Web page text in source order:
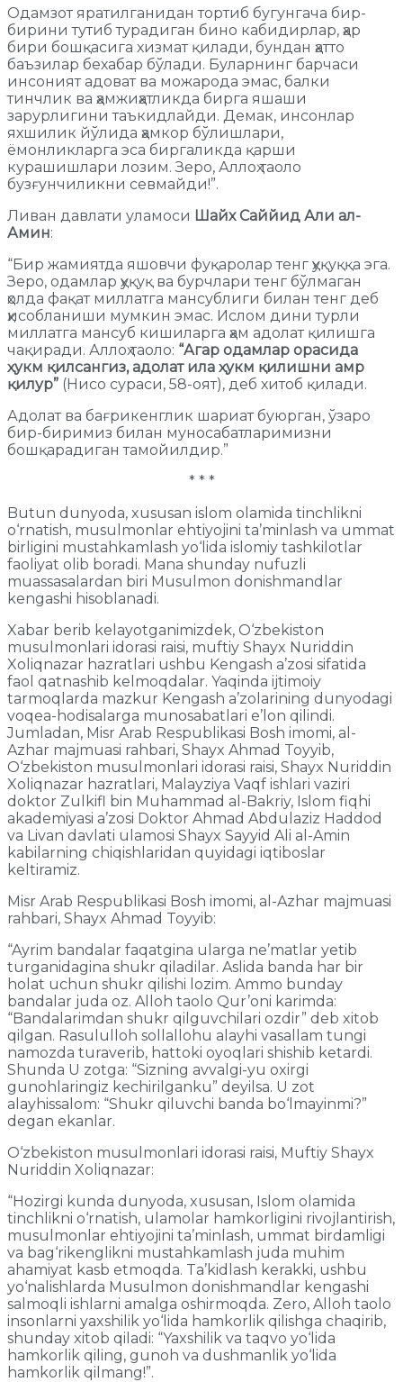
Одамзот яратилганидан тортиб бугунгача бир-
бирини тутиб турадиган бино кабидирлар, ҳар
бири бошқасига хизмат қилади, бундан ҳатто
баъзилар бехабар бўлади. Буларнинг барчаси
инсоният адоват ва можарода эмас, балки
тинчлик ва ҳамжиҳатликда бирга яшаши
зарурлигини таъкидлайди. Демак, инсонлар
яхшилик йўлида ҳамкор бўлишлари,
ёмонликларга эса биргаликда қарши
курашишлари лозим. Зеро, Аллоҳ таоло
бузғунчиликни севмайди!”.
Ливан давлати уламоси Шайх Саййид Али ал-
Амин:
“Бир жамиятда яшовчи фуқаролар тенг ҳуқуққа эга.
Зеро, одамлар ҳуқуқ ва бурчлари тенг бўлмаган
ҳолда фақат миллатга мансублиги билан тенг деб
ҳисобланиши мумкин эмас. Ислом дини турли
миллатга мансуб кишиларга ҳам адолат қилишга
чақиради. Аллоҳ таоло: “Агар одамлар орасида
ҳукм қилсангиз, адолат ила ҳукм қилишни амр
қилур” (Нисо сураси, 58-оят), деб хитоб қилади.
Адолат ва бағрикенглик шариат буюрган, ўзаро
бир-биримиз билан муносабатларимизни
бошқарадиган тамойилдир.”
* * *
Butun dunyoda, xususan islom olamida tinchlikni
o‘rnatish, musulmonlar ehtiyojini ta’minlash va ummat
birligini mustahkamlash yo‘lida islomiy tashkilotlar
faoliyat olib boradi. Mana shunday nufuzli
muassasalardan biri Musulmon donishmandlar
kengashi hisoblanadi.
Xabar berib kelayotganimizdek, O‘zbekiston
musulmonlari idorasi raisi, muftiy Shayx Nuriddin
Xoliqnazar hazratlari ushbu Kengash a’zosi sifatida
faol qatnashib kelmoqdalar. Yaqinda ijtimoiy
tarmoqlarda mazkur Kengash a’zolarining dunyodagi
voqea-hodisalarga munosabatlari e’lon qilindi.
Jumladan, Misr Arab Respublikasi Bosh imomi, al-
Azhar majmuasi rahbari, Shayx Ahmad Toyyib,
O‘zbekiston musulmonlari idorasi raisi, Shayx Nuriddin
Xoliqnazar hazratlari, Malayziya Vaqf ishlari vaziri
doktor Zulkifl bin Muhammad al-Bakriy, Islom fiqhi
akademiyasi a’zosi Doktor Ahmad Abdulaziz Haddod
va Livan davlati ulamosi Shayx Sayyid Ali al-Amin
kabilarning chiqishlaridan quyidagi iqtiboslar
keltiramiz.
Misr Arab Respublikasi Bosh imomi, al-Azhar majmuasi
rahbari, Shayx Ahmad Toyyib:
“Ayrim bandalar faqatgina ularga ne’matlar yetib
turganidagina shukr qiladilar. Aslida banda har bir
holat uchun shukr qilishi lozim. Ammo bunday
bandalar juda oz. Alloh taolo Qur’oni karimda:
“Bandalarimdan shukr qilguvchilari ozdir” deb xitob
qilgan. Rasululloh sollallohu alayhi vasallam tungi
namozda turaverib, hattoki oyoqlari shishib ketardi.
Shunda U zotga: “Sizning avvalgi-yu oxirgi
gunohlaringiz kechirilganku” deyilsa. U zot
alayhissalom: “Shukr qiluvchi banda bo‘lmayinmi?”
degan ekanlar.
O‘zbekiston musulmonlari idorasi raisi, Muftiy Shayx
Nuriddin Xoliqnazar:
“Hozirgi kunda dunyoda, xususan, Islom olamida
tinchlikni o‘rnatish, ulamolar hamkorligini rivojlantirish,
musulmonlar ehtiyojini ta’minlash, ummat birdamligi
va bag‘rikenglikni mustahkamlash juda muhim
ahamiyat kasb etmoqda. Ta’kidlash kerakki, ushbu
yo‘nalishlarda Musulmon donishmandlar kengashi
salmoqli ishlarni amalga oshirmoqda. Zero, Alloh taolo
insonlarni yaxshilik yo‘lida hamkorlik qilishga chaqirib,
shunday xitob qiladi: “Yaxshilik va taqvo yo‘lida
hamkorlik qiling, gunoh va dushmanlik yo‘lida
hamkorlik qilmang!”.